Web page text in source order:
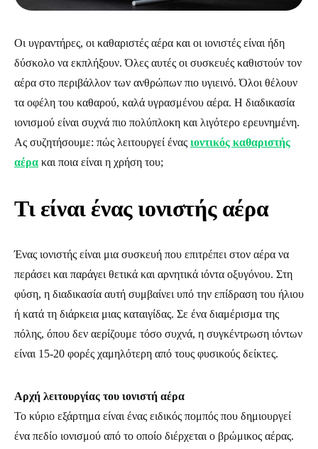
Οι υγραντήρες, οι καθαριστές αέρα και οι ιονιστές είναι ήδη
δύσκολο να εκπλήξουν. Όλες αυτές οι συσκευές καθιστούν τον
αέρα στο περιβάλλον των ανθρώπων πιο υγιεινό. Όλοι θέλουν
τα οφέλη του καθαρού, καλά υγρασμένου αέρα. Η διαδικασία
ιονισμού είναι συχνά πιο πολύπλοκη και λιγότερο ερευνημένη.
Ας συζητήσουμε: πώς λειτουργεί ένας ιοντικός καθαριστής
αέρα και ποια είναι η χρήση του;
Τι είναι ένας ιονιστής αέρα
Ένας ιονιστής είναι μια συσκευή που επιτρέπει στον αέρα να
περάσει και παράγει θετικά και αρνητικά ιόντα οξυγόνου. Στη
φύση, η διαδικασία αυτή συμβαίνει υπό την επίδραση του ήλιου
ή κατά τη διάρκεια μιας καταιγίδας. Σε ένα διαμέρισμα της
πόλης, όπου δεν αερίζουμε τόσο συχνά, η συγκέντρωση ιόντων
είναι 15-20 φορές χαμηλότερη από τους φυσικούς δείκτες.
Αρχή λειτουργίας του ιονιστή αέρα
Το κύριο εξάρτημα είναι ένας ειδικός πομπός που δημιουργεί
ένα πεδίο ιονισμού από το οποίο διέρχεται ο βρώμικος αέρας.